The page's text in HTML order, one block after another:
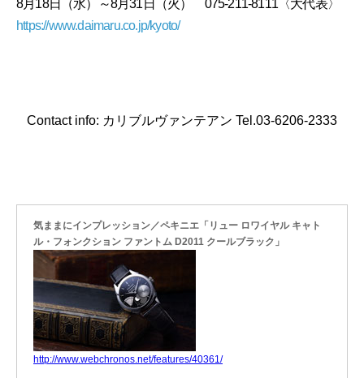
8月18日（水）～8月31日（火） 075-211-8111〈大代表〉
https://www.daimaru.co.jp/kyoto/
Contact info: カリブルヴァンテアン Tel.03-6206-2333
気ままにインプレッション／ペキニエ「リュー ロワイヤル キャト
ル・フォンクション ファントム D2011 クールブラック」
http://www.webchronos.net/features/40361/